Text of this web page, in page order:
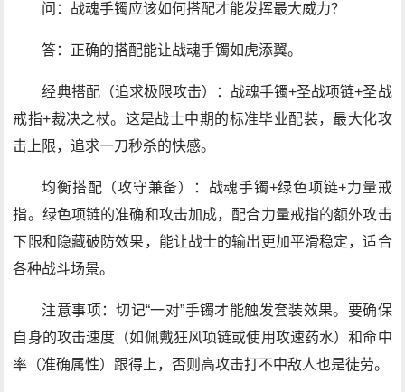
问：战魂手镯应该如何搭配才能发挥最大威力？
答：正确的搭配能让战魂手镯如虎添翼。
经典搭配（追求极限攻击）：战魂手镯+圣战项链+圣战
戒指+裁决之杖。这是战士中期的标准毕业配装，最大化攻
击上限，追求一刀秒杀的快感。
均衡搭配（攻守兼备）：战魂手镯+绿色项链+力量戒
指。绿色项链的准确和攻击加成，配合力量戒指的额外攻击
下限和隐藏破防效果，能让战士的输出更加平滑稳定，适合
各种战斗场景。
注意事项：切记“一对”手镯才能触发套装效果。要确保
自身的攻击速度（如佩戴狂风项链或使用攻速药水）和命中
率（准确属性）跟得上，否则高攻击打不中敌人也是徒劳。